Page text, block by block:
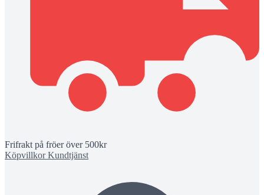
Frifrakt på fröer över 500kr
KöpvillkorKundtjänst